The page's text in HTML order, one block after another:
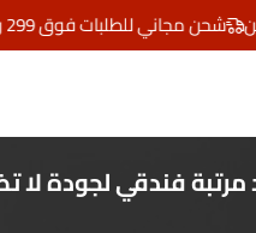
شحن مجاني للطلبات فوق 299 ريال مع كود خصم هوفن
مرتبة فندقي لجودة